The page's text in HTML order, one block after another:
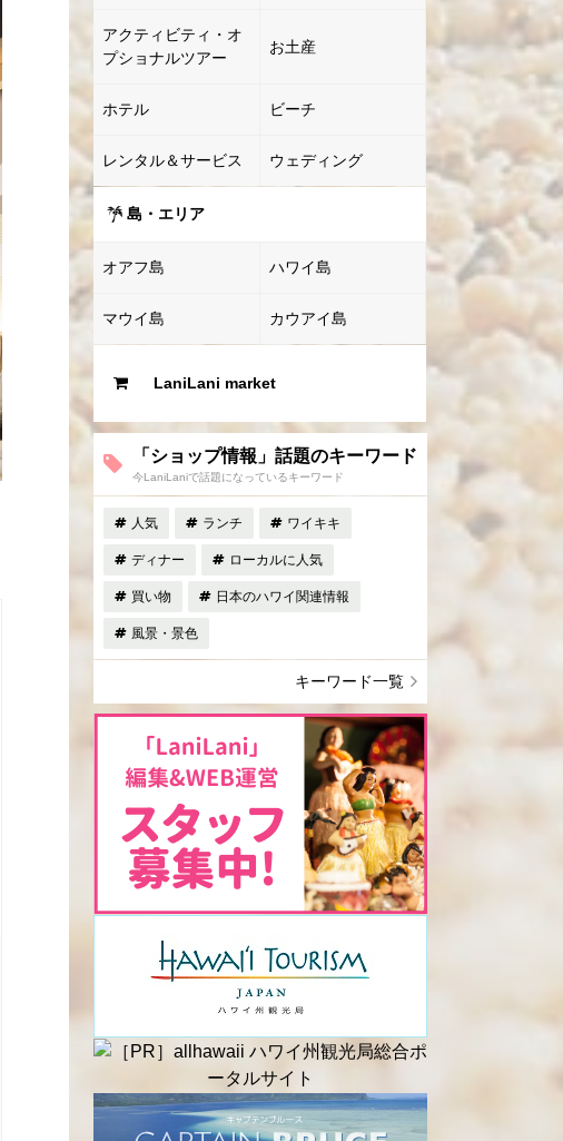
アクティビティ・オ
プショナルツアー
お土産
ホテル ビーチ
レンタル＆サービス ウェディング
島・エリア
オアフ島 ハワイ島
マウイ島 カウアイ島
LaniLani market
「ショップ情報」話題のキーワード
今LaniLaniで話題になっているキーワード
人気 ランチ ワイキキ
ディナー ローカルに人気
買い物 日本のハワイ関連情報
風景・景色
キーワード一覧